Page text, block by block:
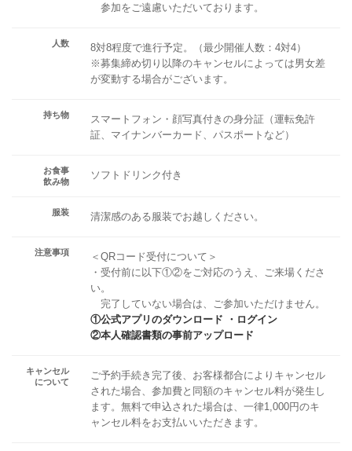
参加をご遠慮いただいております。
人数
8対8程度で進行予定。（最少開催人数：4対4）
※募集締め切り以降のキャンセルによっては男女差
が変動する場合がございます。
持ち物
スマートフォン・顔写真付きの身分証（運転免許
証、マイナンバーカード、パスポートなど）
お食事
飲み物
ソフトドリンク付き
服装 清潔感のある服装でお越しください。
注意事項
＜QRコード受付について＞
・受付前に以下①②をご対応のうえ、ご来場くださ
い。
完了していない場合は、ご参加いただけません。
①公式アプリのダウンロード ・ログイン
②本人確認書類の事前アップロード
キャンセル
について
ご予約手続き完了後、お客様都合によりキャンセル
された場合、参加費と同額のキャンセル料が発生し
ます。無料で申込された場合は、一律1,000円のキ
ャンセル料をお支払いいただきます。